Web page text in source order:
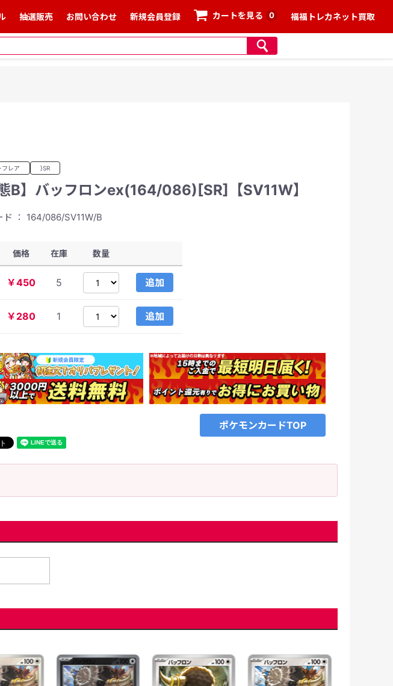
抽選販売 お問い合わせ 新規会員登録 カートを見る 0 福福トレカネット買取
フレア }SR
態B】バッフロンex(164/086)[SR]【SV11W】
ド ： 164/086/SV11W/B
価格 在庫 数量
￥450 5 追加
￥280 1 追加
ポケモンカードTOP